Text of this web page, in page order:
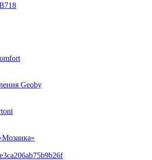
Geoby